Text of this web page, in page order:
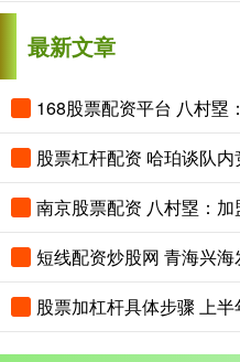
最新文章
短线配资炒股网 青海兴